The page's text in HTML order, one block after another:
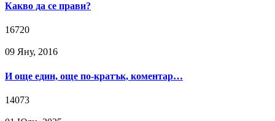
Какво да се прави?
16720
09 Яну, 2016
И още един, още по-кратък, коментар…
14073